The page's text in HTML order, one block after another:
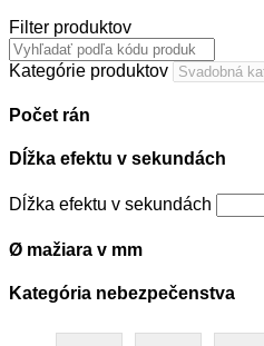
Filter produktov
Kategórie produktov
Počet rán
Dĺžka efektu v sekundách
Dĺžka efektu v sekundách
Ø mažiara v mm
Kategória nebezpečenstva